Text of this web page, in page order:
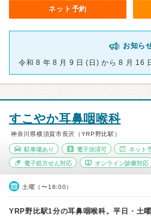
ネット予約
お知ら
令和 8 年 8 月 9 日 (日) から 8 月 16
すこやか耳鼻咽喉科
神奈川県横須賀市長沢（YRP野比駅）
駐車場あり 電子決済可 ネット
電子処方せん対応 オンライン診療対応
土曜（〜18:00）
YRP野比駅1分の耳鼻咽喉科。平日・土